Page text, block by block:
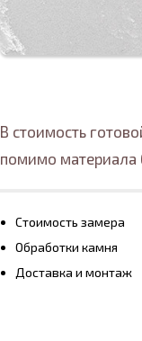
В стоимость
помимо материала
Стоимость замера
Обработки камня
Доставка и монтаж